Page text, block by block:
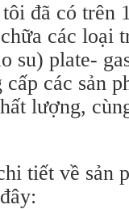
đã có trên
các loại
su) plate-
các sản
lượng,
tiết về sản